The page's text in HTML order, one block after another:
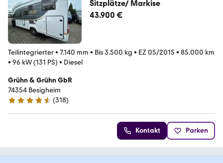
Sitzplätze/ Markise
43.900 €
Teilintegrierter• 7.140 mm • Bis 3.500 kg • EZ 05/2015 • 85.000 km
• 96 kW (131 PS) • Diesel
Grühn & Grühn GbR
74354 Besigheim
4.6 Sterne
(318)
Kontakt Parken